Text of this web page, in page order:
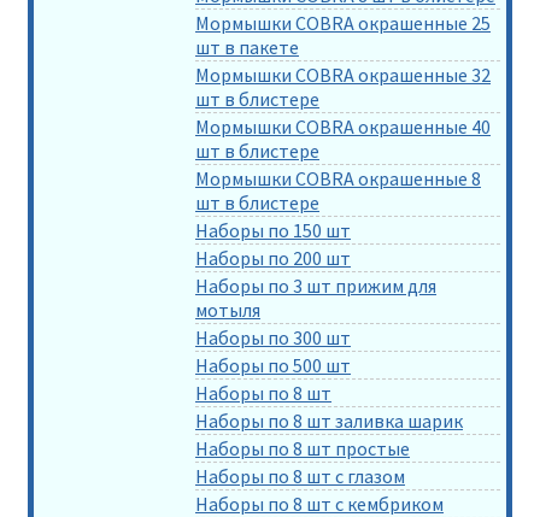
Мормышки COBRA окрашенные 25
шт в пакете
Мормышки COBRA окрашенные 32
шт в блистере
Мормышки COBRA окрашенные 40
шт в блистере
Мормышки COBRA окрашенные 8
шт в блистере
Наборы по 150 шт
Наборы по 200 шт
Наборы по 3 шт прижим для
мотыля
Наборы по 300 шт
Наборы по 500 шт
Наборы по 8 шт
Наборы по 8 шт заливка шарик
Наборы по 8 шт простые
Наборы по 8 шт с глазом
Наборы по 8 шт с кембриком